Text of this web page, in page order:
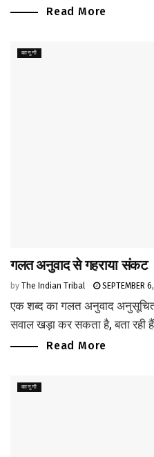
Read More
कानूनी
गलत अनुवाद से गहराया संकट
by The Indian Tribal SEPTEMBER
एक शब्द का गलत अनुवाद
सवाल खड़ा कर सकता है, बता रही हैं
Read More
कानूनी